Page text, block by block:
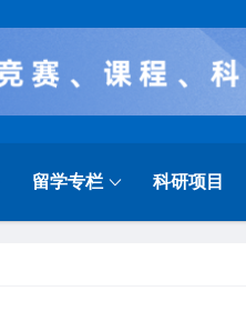
留学专栏 科研项目